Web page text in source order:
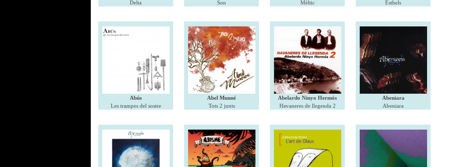
Delta
Son
Mèltic
Esthels
Abús
Les trampes del sostre
Abel Munné
Tots 2 junts
Abelardo Ninyo Hermós
Havaneres de llegenda 2
Abeniara
Abeniara